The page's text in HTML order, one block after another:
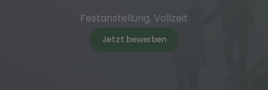
Festanstellung, Vollzeit
Jetzt bewerben